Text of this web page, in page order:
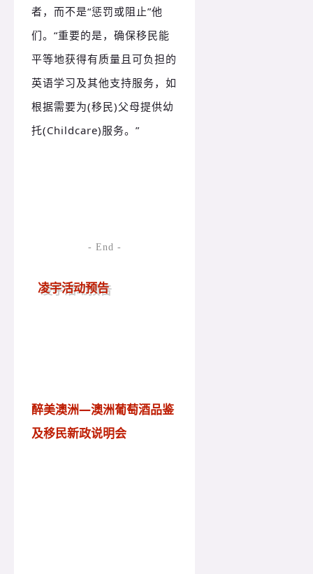
者，而不是“惩罚或阻止”他
们。 “重要的是，确保移民能
平等地获得有质量且可负担的
英语学习及其他支持服务，如
根据需要为(移民)父母提供幼
托(Childcare)服务。 ”
- End -
凌宇活动预告
醉美澳洲—澳洲葡萄酒品鉴
及移民新政说明会